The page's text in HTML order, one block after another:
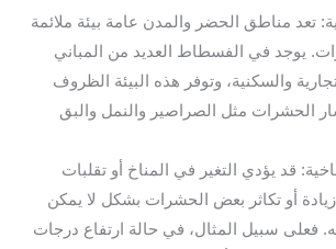
تعد مناطق الحضر والمدن عامة بيئة ملائمة
يوجد في الفسطاط العديد من المباني
والسكنية، وتوفر هذه البيئة الظروف
الحشرات مثل الصراصير والنمل والبق
قد يؤدي التغير في المناخ أو تقلبات
أو تكاثر بعض الحشرات بشكل لا يمكن
فعلى سبيل المثال، في حالة ارتفاع درجات